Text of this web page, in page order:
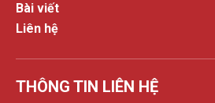
Bài viết
Liên hệ
THÔNG TIN LIÊN HỆ